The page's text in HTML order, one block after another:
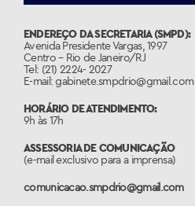
ENDEREÇO DA SECRETARIA (SMPD):
Avenida Presidente Vargas, 1997
Centro – Rio de Janeiro/RJ
Tel: (21) 2224- 2027
E-mail: gabinete.smpdrio@gmail.com
HORÁRIO DE ATENDIMENTO:
9h às 17h
ASSESSORIA DE COMUNICAÇÃO
(e-mail exclusivo para a imprensa)
comunicacao.smpdrio@gmail.com